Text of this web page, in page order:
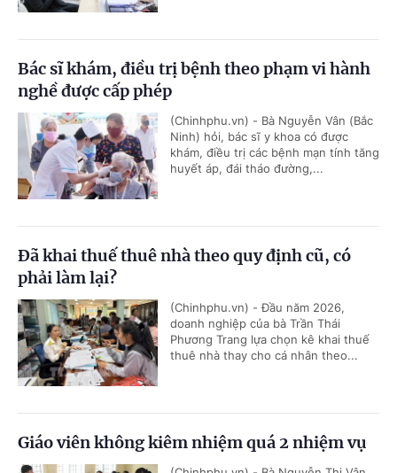
Bác sĩ khám, điều trị bệnh theo phạm vi hành
nghề được cấp phép
(Chinhphu.vn) - Bà Nguyễn Vân (Bắc
Ninh) hỏi, bác sĩ y khoa có được
khám, điều trị các bệnh mạn tính tăng
huyết áp, đái tháo đường,...
Đã khai thuế thuê nhà theo quy định cũ, có
phải làm lại?
(Chinhphu.vn) - Đầu năm 2026,
doanh nghiệp của bà Trần Thái
Phương Trang lựa chọn kê khai thuế
thuê nhà thay cho cá nhân theo...
Giáo viên không kiêm nhiệm quá 2 nhiệm vụ